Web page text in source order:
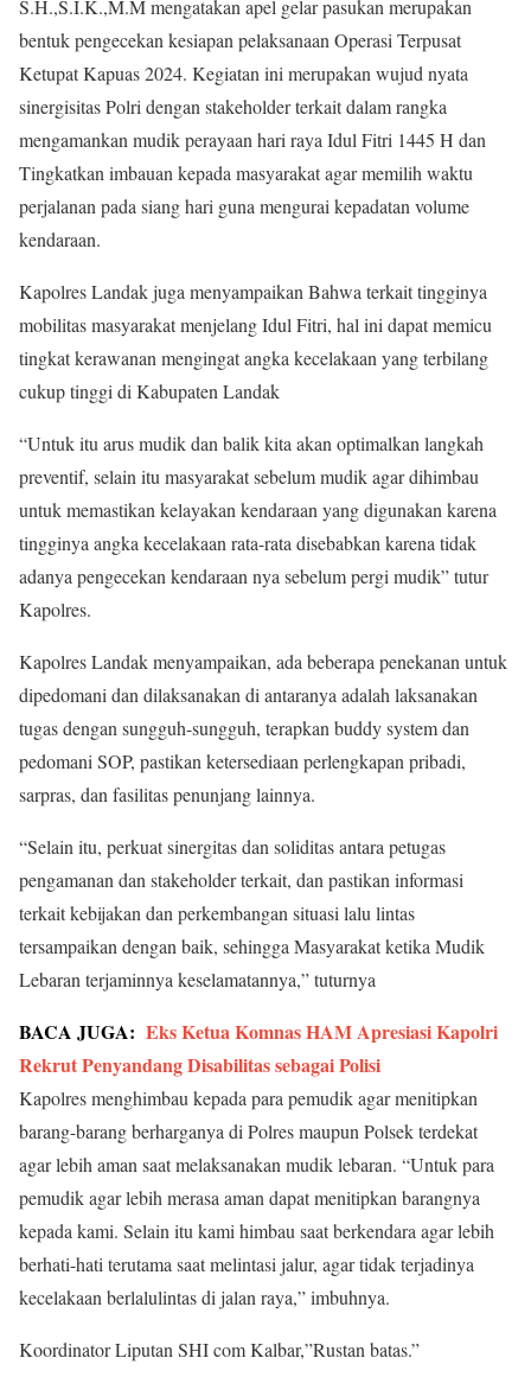
S.H.,S.I.K.,M.M mengatakan apel gelar pasukan merupakan
bentuk pengecekan kesiapan pelaksanaan Operasi Terpusat
Ketupat Kapuas 2024. Kegiatan ini merupakan wujud nyata
sinergisitas Polri dengan stakeholder terkait dalam rangka
mengamankan mudik perayaan hari raya Idul Fitri 1445 H dan
Tingkatkan imbauan kepada masyarakat agar memilih waktu
perjalanan pada siang hari guna mengurai kepadatan volume
kendaraan.
Kapolres Landak juga menyampaikan Bahwa terkait tingginya
mobilitas masyarakat menjelang Idul Fitri, hal ini dapat memicu
tingkat kerawanan mengingat angka kecelakaan yang terbilang
cukup tinggi di Kabupaten Landak
“Untuk itu arus mudik dan balik kita akan optimalkan langkah
preventif, selain itu masyarakat sebelum mudik agar dihimbau
untuk memastikan kelayakan kendaraan yang digunakan karena
tingginya angka kecelakaan rata-rata disebabkan karena tidak
adanya pengecekan kendaraan nya sebelum pergi mudik” tutur
Kapolres.
Kapolres Landak menyampaikan, ada beberapa penekanan untuk
dipedomani dan dilaksanakan di antaranya adalah laksanakan
tugas dengan sungguh-sungguh, terapkan buddy system dan
pedomani SOP, pastikan ketersediaan perlengkapan pribadi,
sarpras, dan fasilitas penunjang lainnya.
“Selain itu, perkuat sinergitas dan soliditas antara petugas
pengamanan dan stakeholder terkait, dan pastikan informasi
terkait kebijakan dan perkembangan situasi lalu lintas
tersampaikan dengan baik, sehingga Masyarakat ketika Mudik
Lebaran terjaminnya keselamatannya,” tuturnya
BACA JUGA: Eks Ketua Komnas HAM Apresiasi Kapolri
Rekrut Penyandang Disabilitas sebagai Polisi
Kapolres menghimbau kepada para pemudik agar menitipkan
barang-barang berharganya di Polres maupun Polsek terdekat
agar lebih aman saat melaksanakan mudik lebaran. “Untuk para
pemudik agar lebih merasa aman dapat menitipkan barangnya
kepada kami. Selain itu kami himbau saat berkendara agar lebih
berhati-hati terutama saat melintasi jalur, agar tidak terjadinya
kecelakaan berlalulintas di jalan raya,” imbuhnya.
Koordinator Liputan SHI com Kalbar,”Rustan batas.”